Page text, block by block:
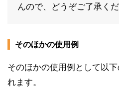
んので、どうぞご了承くだ
そのほかの使用例
そのほかの使用例として以
れます。